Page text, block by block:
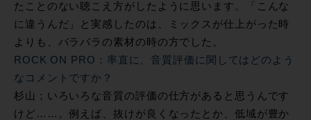
たことのない聴こえ方がしたように思います。「こんな
に違うんだ」と実感したのは、ミックスが仕上がった時
よりも、バラバラの素材の時の方でした。
ROCK ON PRO：率直に、音質評価に関してはどのよう
なコメントですか？
杉山；いろいろな音質の評価の仕方があると思うんです
けど……。例えば、抜けが良くなったとか、低域が豊か